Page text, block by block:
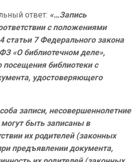
ответ: «…Запись
с положениями
статьи 7 Федерального закона
«О библиотечном деле»,
посещения библиотеки с
удостоверяющего
записи, несовершеннолетние
быть записаны в
их родителей (законных
предъявлении документа,